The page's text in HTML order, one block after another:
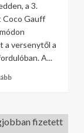
a 3.
Gauff
a versenytől a
A...